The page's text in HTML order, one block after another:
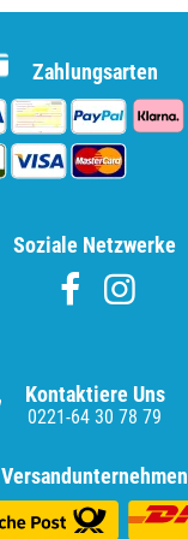
Kontaktiere Uns
0221-64 30 78 79
Versandunternehmen
Zahlungsarten
Soziale Netzwerke